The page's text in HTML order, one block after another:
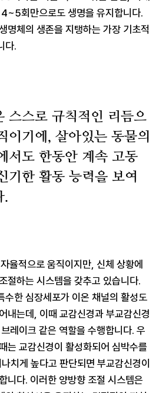
회만으로도 생명을 유지합니다.
명체의 생존을 지탱하는 가장 기초적
다.
스스로 규칙적인 리듬으
이기에, 살아있는 동물의
서도 한동안 계속 고동
기한 활동 능력을 보여
.
율적으로 움직이지만, 신체 상황에
절하는 시스템을 갖추고 있습니다.
수한 심장세포가 이온 채널의 활성도
내는데, 이때 교감신경과 부교감신경
레이크 같은 역할을 수행합니다. 우
는 교감신경이 활성화되어 심박수를
치게 높다고 판단되면 부교감신경이
니다. 이러한 양방향 조절 시스템은